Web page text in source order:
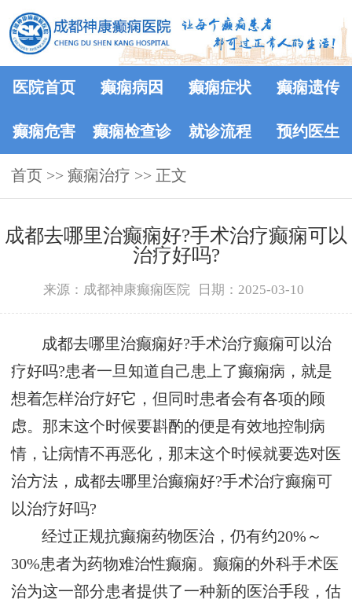
医院首页 癫痫病因 癫痫症状 癫痫遗传
癫痫危害 癫痫检查诊
断
就诊流程 预约医生
首页 >> 癫痫治疗 >> 正文
成都去哪里治癫痫好?手术治疗癫痫可以
治疗好吗?
来源：成都神康癫痫医院 日期：2025-03-10
成都去哪里治癫痫好?手术治疗癫痫可以治
疗好吗?患者一旦知道自己患上了癫痫病，就是
想着怎样治疗好它，但同时患者会有各项的顾
虑。那末这个时候要斟酌的便是有效地控制病
情，让病情不再恶化，那末这个时候就要选对医
治方法，成都去哪里治癫痫好?手术治疗癫痫可
以治疗好吗?
经过正规抗癫痫药物医治，仍有约20%～
30%患者为药物难治性癫痫。癫痫的外科手术医
治为这一部分患者提供了一种新的医治手段，估